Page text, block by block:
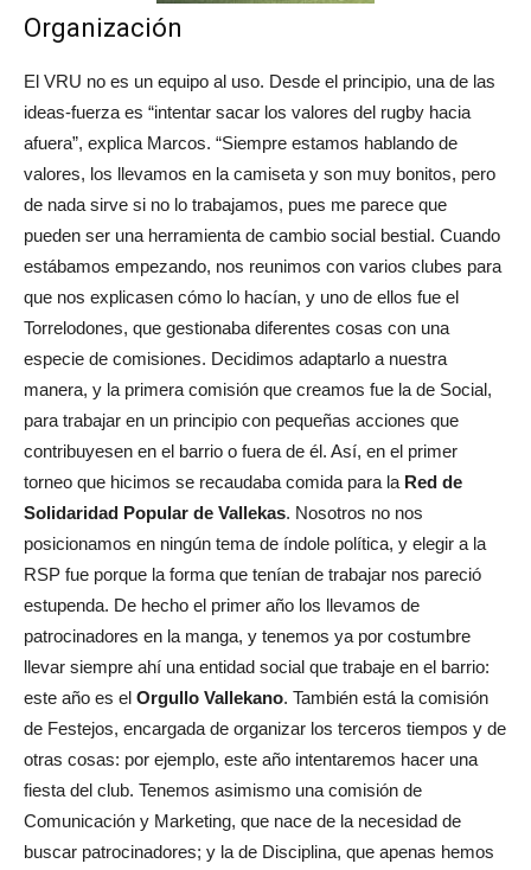
Organización
El VRU no es un equipo al uso. Desde el principio, una de las
ideas-fuerza es “intentar sacar los valores del rugby hacia
afuera”, explica Marcos. “Siempre estamos hablando de
valores, los llevamos en la camiseta y son muy bonitos, pero
de nada sirve si no lo trabajamos, pues me parece que
pueden ser una herramienta de cambio social bestial. Cuando
estábamos empezando, nos reunimos con varios clubes para
que nos explicasen cómo lo hacían, y uno de ellos fue el
Torrelodones, que gestionaba diferentes cosas con una
especie de comisiones. Decidimos adaptarlo a nuestra
manera, y la primera comisión que creamos fue la de Social,
para trabajar en un principio con pequeñas acciones que
contribuyesen en el barrio o fuera de él. Así, en el primer
torneo que hicimos se recaudaba comida para la Red de
Solidaridad Popular de Vallekas. Nosotros no nos
posicionamos en ningún tema de índole política, y elegir a la
RSP fue porque la forma que tenían de trabajar nos pareció
estupenda. De hecho el primer año los llevamos de
patrocinadores en la manga, y tenemos ya por costumbre
llevar siempre ahí una entidad social que trabaje en el barrio:
este año es el Orgullo Vallekano. También está la comisión
de Festejos, encargada de organizar los terceros tiempos y de
otras cosas: por ejemplo, este año intentaremos hacer una
fiesta del club. Tenemos asimismo una comisión de
Comunicación y Marketing, que nace de la necesidad de
buscar patrocinadores; y la de Disciplina, que apenas hemos